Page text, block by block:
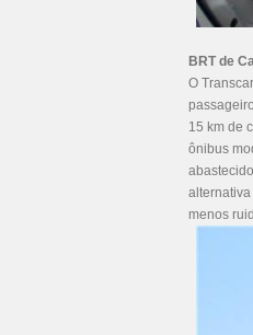
BRT de
O
15 km de
ônibus
menos